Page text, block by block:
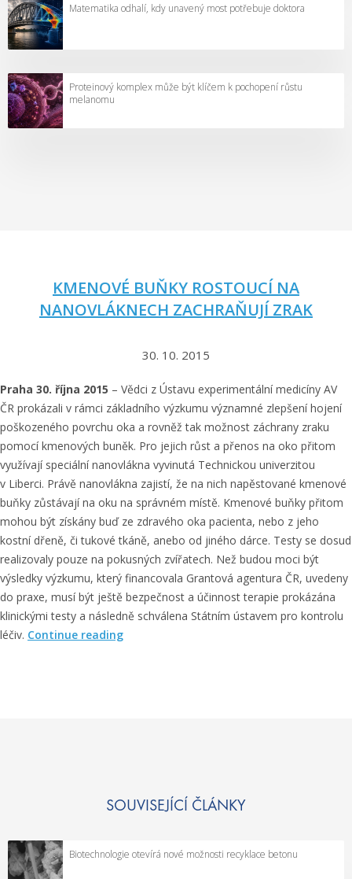
Matematika odhalí, kdy unavený most potřebuje doktora
Proteinový komplex může být klíčem k pochopení růstu
melanomu
KMENOVÉ BUŇKY ROSTOUCÍ NA
NANOVLÁKNECH ZACHRAŇUJÍ ZRAK
30. 10. 2015
Praha 30. října 2015 – Vědci z Ústavu experimentální medicíny AV
ČR prokázali v rámci základního výzkumu významné zlepšení hojení
poškozeného povrchu oka a rovněž tak možnost záchrany zraku
pomocí kmenových buněk. Pro jejich růst a přenos na oko přitom
využívají speciální nanovlákna vyvinutá Technickou univerzitou
v Liberci. Právě nanovlákna zajistí, že na nich napěstované kmenové
buňky zůstávají na oku na správném místě. Kmenové buňky přitom
mohou být získány buď ze zdravého oka pacienta, nebo z jeho
kostní dřeně, či tukové tkáně, anebo od jiného dárce. Testy se dosud
realizovaly pouze na pokusných zvířatech. Než budou moci být
výsledky výzkumu, který financovala Grantová agentura ČR, uvedeny
do praxe, musí být ještě bezpečnost a účinnost terapie prokázána
klinickými testy a následně schválena Státním ústavem pro kontrolu
léčiv. Continue reading„
u
y
SOUVISEJÍCÍ ČLÁNKY
Biotechnologie otevírá nové možnosti recyklace betonu